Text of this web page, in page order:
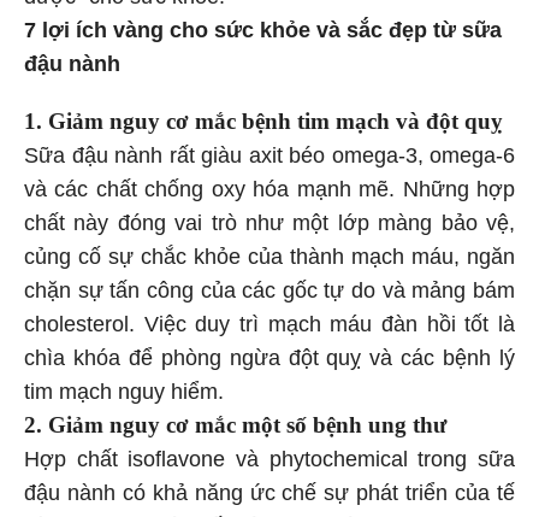
7 lợi ích vàng cho sức khỏe và sắc đẹp từ sữa
đậu nành
1. Giảm nguy cơ mắc bệnh tim mạch và đột quỵ
Sữa đậu nành rất giàu axit béo omega-3, omega-6
và các chất chống oxy hóa mạnh mẽ. Những hợp
chất này đóng vai trò như một lớp màng bảo vệ,
củng cố sự chắc khỏe của thành mạch máu, ngăn
chặn sự tấn công của các gốc tự do và mảng bám
cholesterol. Việc duy trì mạch máu đàn hồi tốt là
chìa khóa để phòng ngừa đột quỵ và các bệnh lý
tim mạch nguy hiểm.
2. Giảm nguy cơ mắc một số bệnh ung thư
Hợp chất isoflavone và phytochemical trong sữa
đậu nành có khả năng ức chế sự phát triển của tế